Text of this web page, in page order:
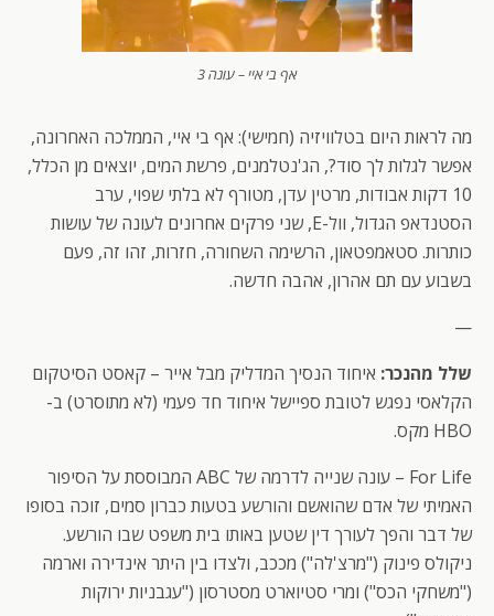
אף בי איי – עונה 3
מה לראות היום בטלוויזיה (חמישי): אף בי איי, הממלכה האחרונה,
אפשר לגלות לך סוד?, הג'נטלמנים, פרשת המים, יוצאים מן הכלל,
10 דקות אבודות, מרטין עדן, מטורף לא בלתי שפוי, ערב
הסטנדאפ הגדול, וול-E, שני פרקים אחרונים לעונה של עושות
כותרות. סטאמפטאון, הרשימה השחורה, חזרות, זהו זה, פעם
בשבוע עם תם אהרון, אהבה חדשה.
—
שלל מהנכר: איחוד הנסיך המדליק מבל אייר – קאסט הסיטקום
הקלאסי נפגש לטובת ספיישל איחוד חד פעמי (לא מתוסרט) ב-
HBO מקס.
For Life – עונה שנייה לדרמה של ABC המבוססת על הסיפור
האמיתי של אדם שהואשם והורשע בטעות כברון סמים, זוכה בסופו
של דבר והפך לעורך דין שטען באותו בית משפט שבו הורשע.
ניקולס פינוק ("מרצ'לה") מככב, ולצדו בין היתר אינדירה וארמה
("משחקי הכס") ומרי סטיוארט מסטרסון ("עגבניות ירוקות